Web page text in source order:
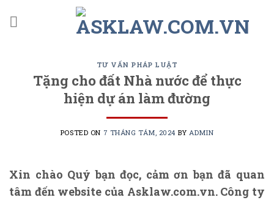
TƯ VẤN PHÁP LUẬT
Tặng cho đất Nhà nước để thực
hiện dự án làm đường
POSTED ON 7 THÁNG TÁM, 2024 BY ADMIN
Xin chào Quý bạn đọc, cảm ơn bạn đã quan
tâm đến website của Asklaw.com.vn. Công ty